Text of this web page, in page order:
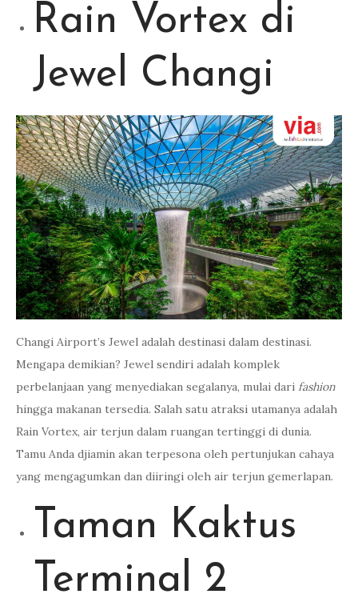
Rain Vortex di
Jewel Changi
Changi Airport’s Jewel adalah destinasi dalam destinasi.
Mengapa demikian? Jewel sendiri adalah komplek
perbelanjaan yang menyediakan segalanya, mulai dari fashion
hingga makanan tersedia. Salah satu atraksi utamanya adalah
Rain Vortex, air terjun dalam ruangan tertinggi di dunia.
Tamu Anda djiamin akan terpesona oleh pertunjukan cahaya
yang mengagumkan dan diiringi oleh air terjun gemerlapan.
Taman Kaktus
Terminal 2